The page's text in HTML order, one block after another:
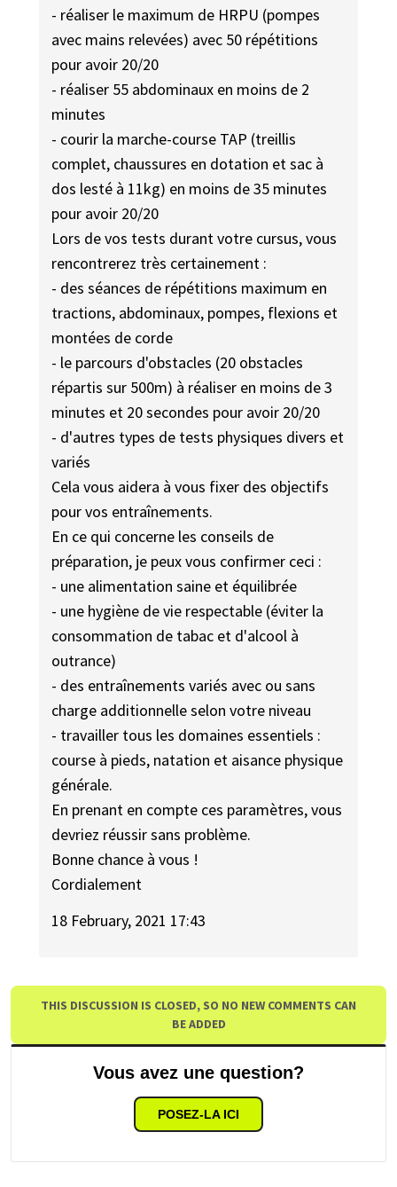
- réaliser le maximum de HRPU (pompes
avec mains relevées) avec 50 répétitions
pour avoir 20/20
- réaliser 55 abdominaux en moins de 2
minutes
- courir la marche-course TAP (treillis
complet, chaussures en dotation et sac à
dos lesté à 11kg) en moins de 35 minutes
pour avoir 20/20
Lors de vos tests durant votre cursus, vous
rencontrerez très certainement :
- des séances de répétitions maximum en
tractions, abdominaux, pompes, flexions et
montées de corde
- le parcours d'obstacles (20 obstacles
répartis sur 500m) à réaliser en moins de 3
minutes et 20 secondes pour avoir 20/20
- d'autres types de tests physiques divers et
variés
Cela vous aidera à vous fixer des objectifs
pour vos entraînements.
En ce qui concerne les conseils de
préparation, je peux vous confirmer ceci :
- une alimentation saine et équilibrée
- une hygiène de vie respectable (éviter la
consommation de tabac et d'alcool à
outrance)
- des entraînements variés avec ou sans
charge additionnelle selon votre niveau
- travailler tous les domaines essentiels :
course à pieds, natation et aisance physique
générale.
En prenant en compte ces paramètres, vous
devriez réussir sans problème.
Bonne chance à vous !
Cordialement
18 February, 2021 17:43
THIS DISCUSSION IS CLOSED, SO NO NEW COMMENTS CAN
BE ADDED
Vous avez une question?
POSEZ-LA ICI